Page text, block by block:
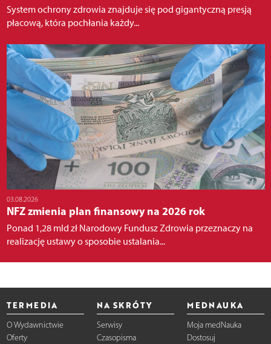
System ochrony zdrowia znajduje się pod gigantyczną presją
płacową, która pochłania każdy...
03.08.2026
NFZ zmienia plan finansowy na 2026 rok
Ponad 1,28 mld zł Narodowy Fundusz Zdrowia przeznaczy na
realizację ustawy o sposobie ustalania...
TERMEDIA
O Wydawnictwie
Oferty
NA SKRÓTY
Serwisy
Czasopisma
MEDNAUKA
Moja medNauka
Dostosuj